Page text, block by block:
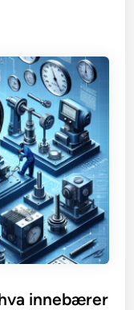
innebærer